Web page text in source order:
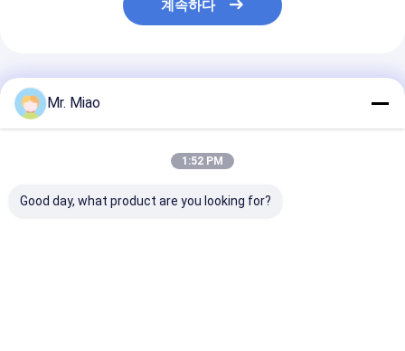
계속하다
추천된 제품
Mr. Miao
1:52 PM
Good day, what product are you looking for?